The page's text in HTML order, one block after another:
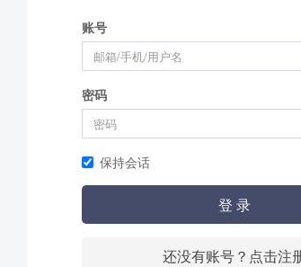
账号
密码
保持会话
登 录
还没有账号？点击注